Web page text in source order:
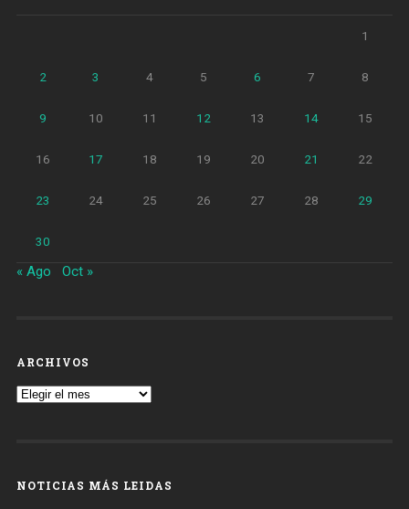
1
2 3 4 5 6 7 8
9 10 11 12 13 14 15
16 17 18 19 20 21 22
23 24 25 26 27 28 29
30
« Ago Oct »
ARCHIVOS
Archivos
NOTICIAS MÁS LEIDAS